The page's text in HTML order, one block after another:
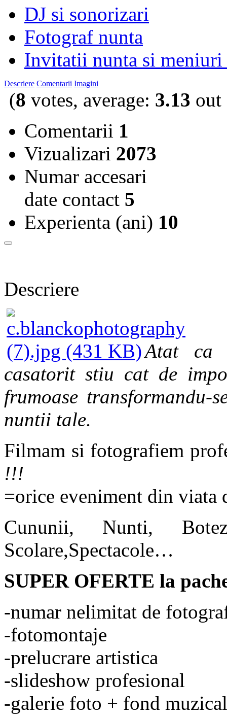
DJ si sonorizari
Fotograf nunta
Invitatii nunta si meniuri
Descriere Comentarii Imagini
(8 votes, average: 3.13 out
Comentarii 1
Vizualizari 2073
Numar accesari
date contact 5
Experienta (ani) 10
Descriere
Atat ca
casatorit stiu cat de
frumoase
nuntii tale.
Filmam si fotografiem
!!!
=orice eveniment din viata
Cununii, Nunti,
Scolare,Spectacole…
SUPER OFERTE la
-numar nelimitat de
-fotomontaje
-prelucrare artistica
-slideshow profesional
-galerie foto + fond